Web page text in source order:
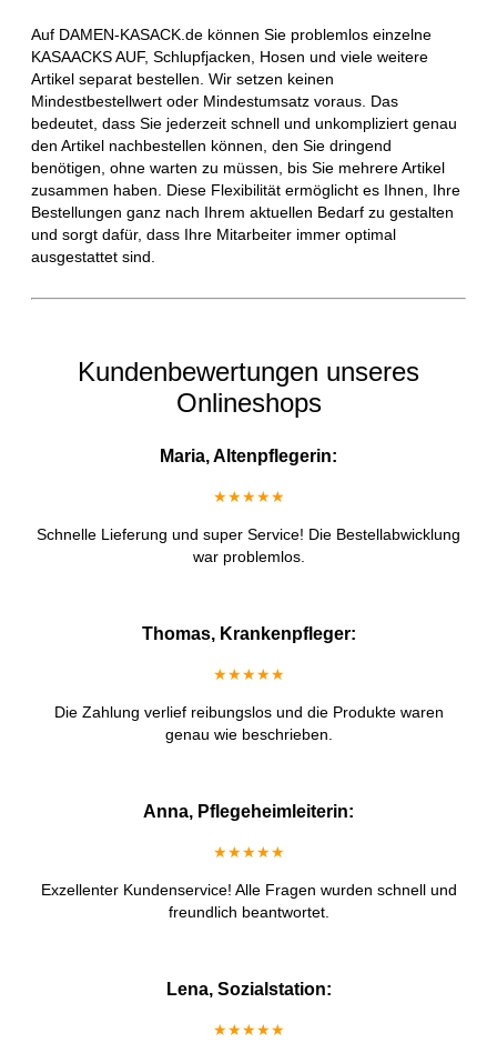
Auf DAMEN-KASACK.de können Sie problemlos einzelne
KASAACKS AUF, Schlupfjacken, Hosen und viele weitere
Artikel separat bestellen. Wir setzen keinen
Mindestbestellwert oder Mindestumsatz voraus. Das
bedeutet, dass Sie jederzeit schnell und unkompliziert genau
den Artikel nachbestellen können, den Sie dringend
benötigen, ohne warten zu müssen, bis Sie mehrere Artikel
zusammen haben. Diese Flexibilität ermöglicht es Ihnen, Ihre
Bestellungen ganz nach Ihrem aktuellen Bedarf zu gestalten
und sorgt dafür, dass Ihre Mitarbeiter immer optimal
ausgestattet sind.
Kundenbewertungen unseres
Onlineshops
Maria, Altenpflegerin:
★★★★★
Schnelle Lieferung und super Service! Die Bestellabwicklung
war problemlos.
Thomas, Krankenpfleger:
★★★★★
Die Zahlung verlief reibungslos und die Produkte waren
genau wie beschrieben.
Anna, Pflegeheimleiterin:
★★★★★
Exzellenter Kundenservice! Alle Fragen wurden schnell und
freundlich beantwortet.
Lena, Sozialstation:
★★★★★